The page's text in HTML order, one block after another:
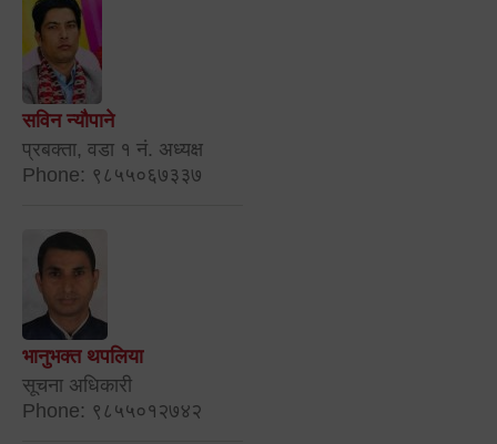
सविन न्यौपाने
प्रबक्ता, वडा १ नं. अध्यक्ष
Phone: ९८५५०६७३३७
भानुभक्त थपलिया
सूचना अधिकारी
Phone: ९८५५०१२७४२